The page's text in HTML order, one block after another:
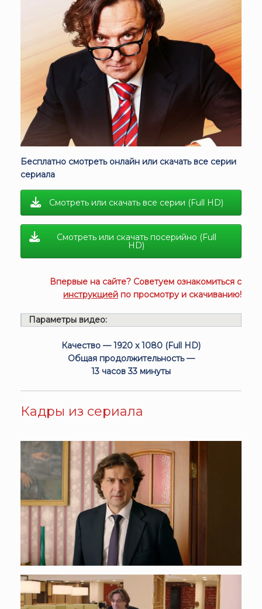
Бесплатно смотреть онлайн или скачать все серии
сериала
Смотреть или скачать все серии (Full HD)
Смотреть или скачать посерийно (Full
HD)
Впервые на сайте? Советуем ознакомиться с
инструкцией по просмотру и скачиванию!
Параметры видео:
Качество — 1920 x 1080 (Full HD)
Общая продолжительность —
13 часов 33 минуты
Кадры из сериала